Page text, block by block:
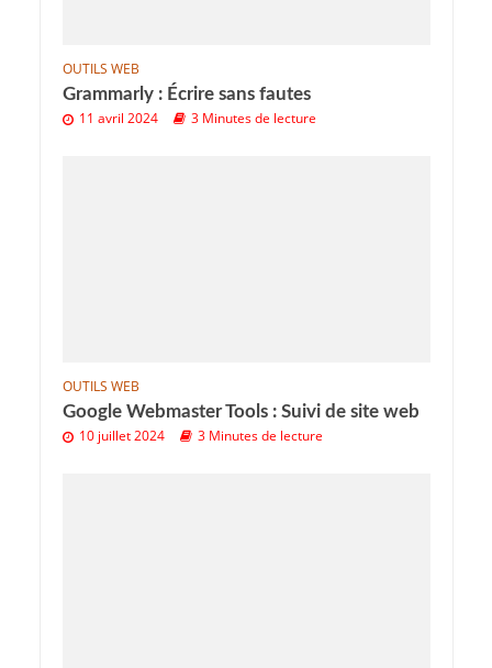
OUTILS WEB
Grammarly : Écrire sans fautes
11 avril 2024 3 Minutes de lecture
OUTILS WEB
Google Webmaster Tools : Suivi de site web
10 juillet 2024 3 Minutes de lecture